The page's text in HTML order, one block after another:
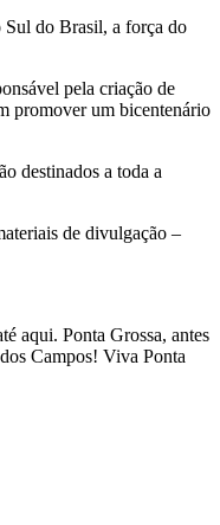
Sul do Brasil, a força do
pela criação de
promover um bicentenário
destinados a toda a
de divulgação –
aqui. Ponta Grossa, antes
Campos! Viva Ponta